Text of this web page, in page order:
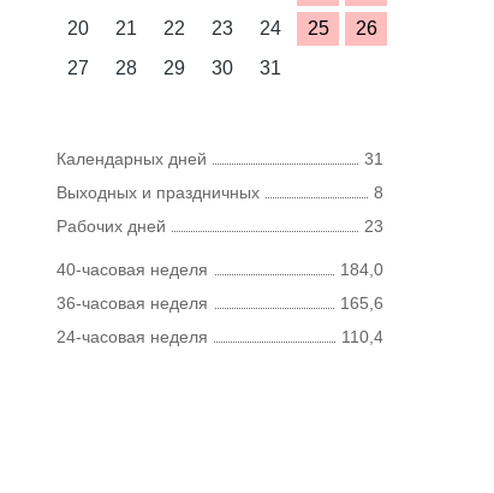
20
21 22 23 24 25
26
27
28 29 30 31
Календарных дней
31
Выходных и праздничных
8
Рабочих дней
23
40-часовая неделя
184,0
36-часовая неделя
165,6
24-часовая неделя
110,4